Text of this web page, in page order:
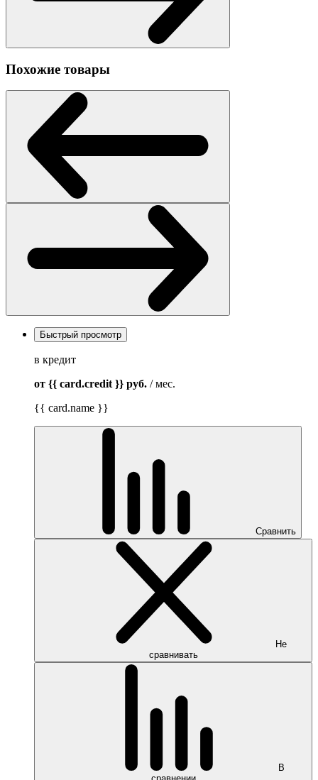
Похожие товары
Быстрый просмотр
в кредит
от {{ card.credit }} руб. / мес.
{{ card.name }}
Сравнить
Не
сравнивать
В